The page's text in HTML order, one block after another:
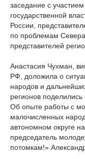
заседание с
государственной
России,
по проблемам
представителей
Анастасия Чухман,
РФ, доложила о
народов и
регионов
Об опыте работы с
малочисленных
автономном округе
председатель
потомкам!»